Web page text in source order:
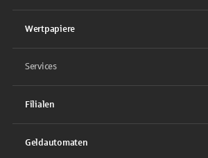
Wertpapiere
Services
Filialen
Geldautomaten